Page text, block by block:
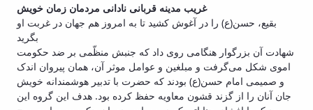
غریب مدینه قربانی نادانی مردمان زمان خویش
بقیع، حسن(ع) را در آغوش کشید تا به امروز هم جهان در غربت او
بگرید
شهادت آن بزرگوار هنگامی روی داد که جنبش منظّمی بر ضد حکومت
اموی شکل می‌گرفت و مبلغین و عوامل موثر آن، همان پیروان اندک
و صمیمی امام حسن(ع) بودند که حضرت با تدبیر هوشمندانه خویش
جان آنان را از گزند قشون معاویه حفظ کرده بود. هدف این گروه این